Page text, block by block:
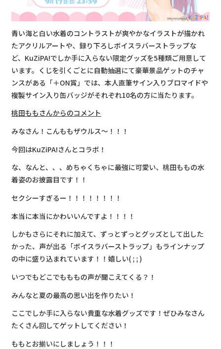
青い海と白い水着のコントラストが爽やかなイラストが描かれ
たアクリルアートや、録り下ろしボイスラバーストラップな
ど、KuZiPA!でしか手に入らない限定グッズを5種類ご用意して
います。くじを引くごとに自動抽選にて豪華景品ゲットのチャ
ンスがある「＋ON賞」では、本人直筆サイン入りブロマイドや
複製サイン入り缶バッジがそれぞれ10名の方に当たります。
桃田ももさんからのコメント
みなさん！こんももザウルス～！！！
今回はKuZiPA!さんとコラボ！
な、なんと、、、めちゃくちゃに最強に可愛い、桃田ももの水
着姿のお披露目です！！
セクシーすぎるー！！！！！！！！
本当に本当にかわいいんですよ！！！！
しかもさらにそれに加えて、ずっとずっとグッズとして出した
かった、声が出る「ボイスラバーストラップ」もラインナップ
の中に盛り込まれています！！嬉しい( ; ; )
いつでもどこでもももの声が聞こえてくる？！
みんなと夏の最高の思い出を作りたい！
ここでしか手に入らない貴重な水着グッズです！ぜひみなさん
たくさん回してゲットしてください！
ももとお揃いにしましょう！！！